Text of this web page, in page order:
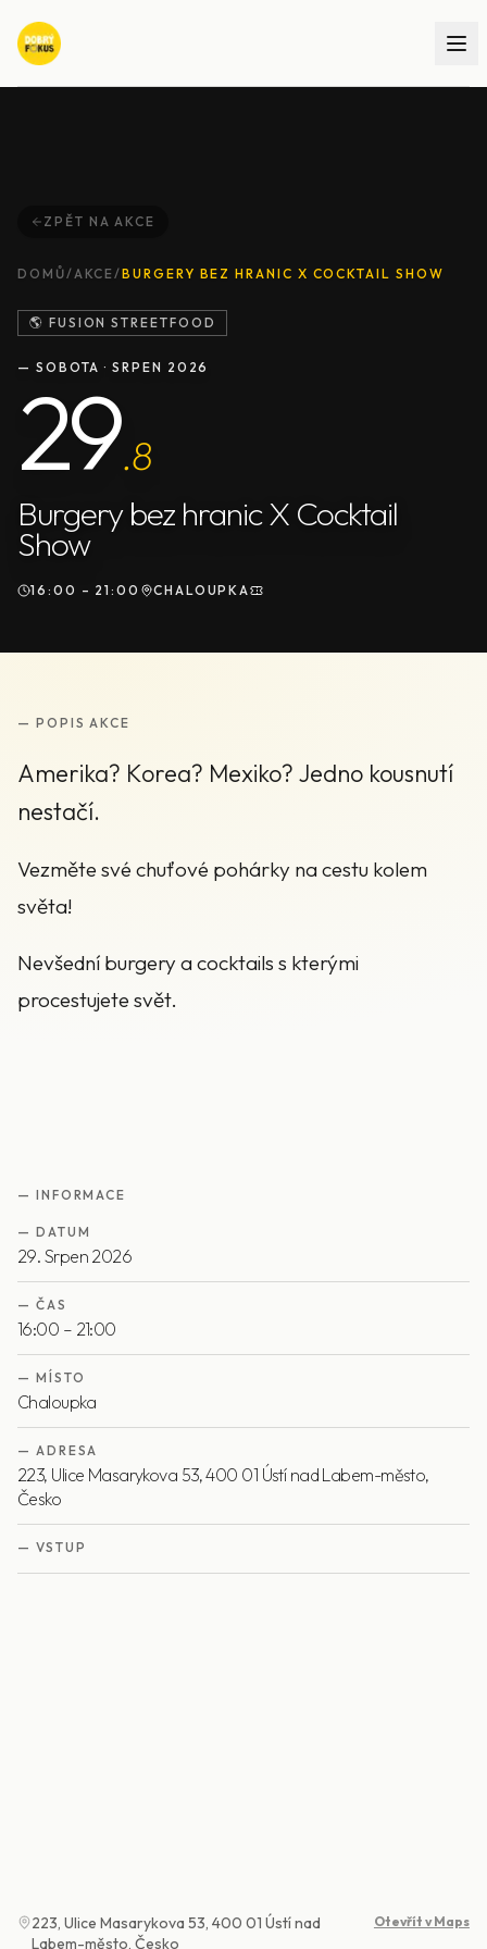
ZPĚT NA AKCE
DOMŮ/AKCE/BURGERY BEZ HRANIC X COCKTAIL SHOW
🌎 FUSION STREETFOOD
— SOBOTA ·SRPEN 2026
29.8
Burgery bez hranic X Cocktail
Show
16:00 – 21:00 CHALOUPKA
— POPIS AKCE
Amerika? Korea? Mexiko? Jedno kousnutí
nestačí.
Vezměte své chuťové pohárky na cestu kolem
světa!
Nevšední burgery a cocktails s kterými
procestujete svět.
— INFORMACE
— DATUM
29. Srpen 2026
— ČAS
16:00 – 21:00
— MÍSTO
Chaloupka
— ADRESA
223, Ulice Masarykova 53, 400 01 Ústí nad Labem-město,
Česko
— VSTUP
223, Ulice Masarykova 53, 400 01 Ústí nad
Labem-město, Česko
Otevřít v Maps